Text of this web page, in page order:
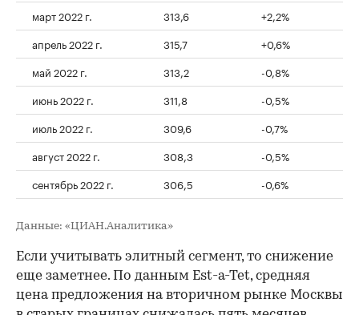
март 2022 г.
313,6
+2,2%
апрель 2022 г.
315,7
+0,6%
май 2022 г.
313,2
-0,8%
июнь 2022 г.
311,8
-0,5%
июль 2022 г.
309,6
-0,7%
август 2022 г.
308,3
-0,5%
сентябрь 2022 г.
306,5 -0,6%
Данные: «ЦИАН.Аналитика»
Если учитывать элитный сегмент, то снижение
еще заметнее. По данным Est-a-Tet, средняя
цена предложения на вторичном рынке Москвы